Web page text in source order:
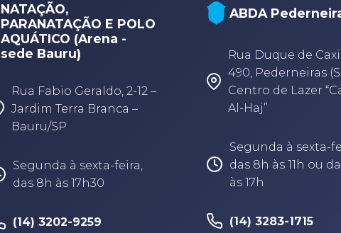
NATAÇÃO,
PARANATAÇÃO E POLO
AQUÁTICO (Arena -
sede Bauru)
Rua Fabio Geraldo, 2-12 –
Jardim Terra Branca –
Bauru/SP
Segunda à sexta-feira,
das 8h às 17h30
(14) 3202-9259
ABDA
Rua Duque de
490, Pederneiras
Centro de Lazer
Al-Haj”
Segunda à sexta-
das 8h às 11h ou
às 17h
(14) 3283-1715